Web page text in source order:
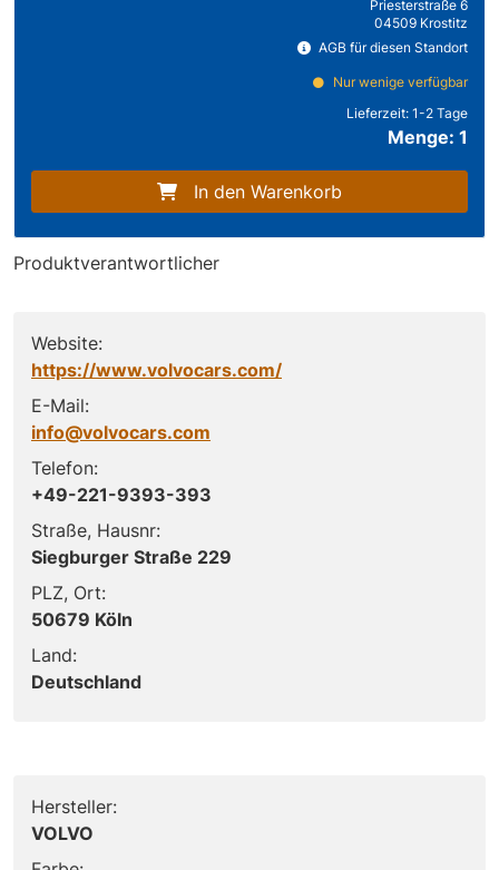
Priesterstraße 6
04509 Krostitz
AGB für diesen Standort
Nur wenige verfügbar
Lieferzeit: 1-2 Tage
Menge: 1
In den Warenkorb
Produktverantwortlicher
Website:
https://www.volvocars.com/
E-Mail:
info@volvocars.com
Telefon:
+49-221-9393-393
Straße, Hausnr:
Siegburger Straße 229
PLZ, Ort:
50679 Köln
Land:
Deutschland
Hersteller:
VOLVO